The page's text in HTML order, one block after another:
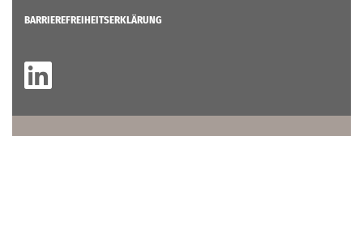
BARRIEREFREIHEITSERKLÄRUNG